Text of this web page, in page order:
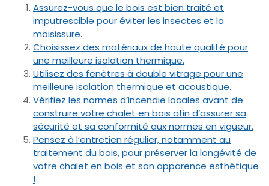
Assurez-vous que le bois est bien traité et
imputrescible pour éviter les insectes et la
moisissure.
Choisissez des matériaux de haute qualité pour
une meilleure isolation thermique.
Utilisez des fenêtres à double vitrage pour une
meilleure isolation thermique et acoustique.
Vérifiez les normes d’incendie locales avant de
construire votre chalet en bois afin d’assurer sa
sécurité et sa conformité aux normes en vigueur.
Pensez à l’entretien régulier, notamment au
traitement du bois, pour préserver la longévité de
votre chalet en bois et son apparence esthétique
!